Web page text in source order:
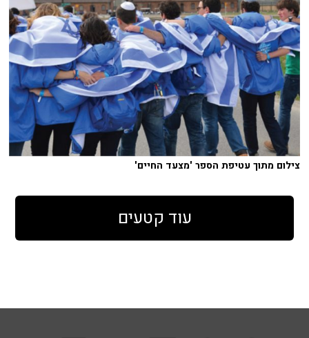
צילום מתוך עטיפת הספר 'מצעד החיים'
עוד קטעים